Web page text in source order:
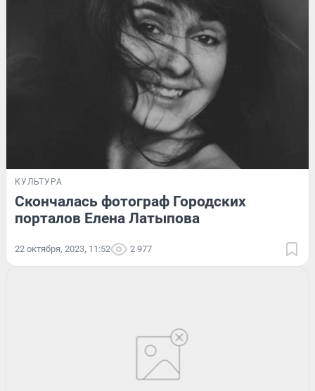
КУЛЬТУРА
Скончалась фотограф Городских
порталов Елена Латыпова
22 октября, 2023, 11:52 2 977